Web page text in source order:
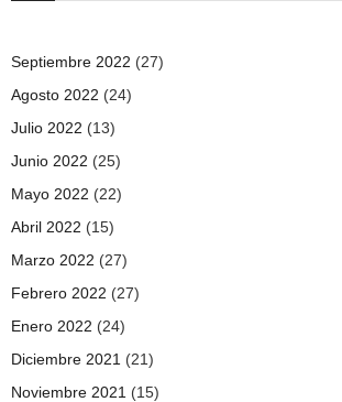
Septiembre 2022 (27)
Agosto 2022 (24)
Julio 2022 (13)
Junio 2022 (25)
Mayo 2022 (22)
Abril 2022 (15)
Marzo 2022 (27)
Febrero 2022 (27)
Enero 2022 (24)
Diciembre 2021 (21)
Noviembre 2021 (15)